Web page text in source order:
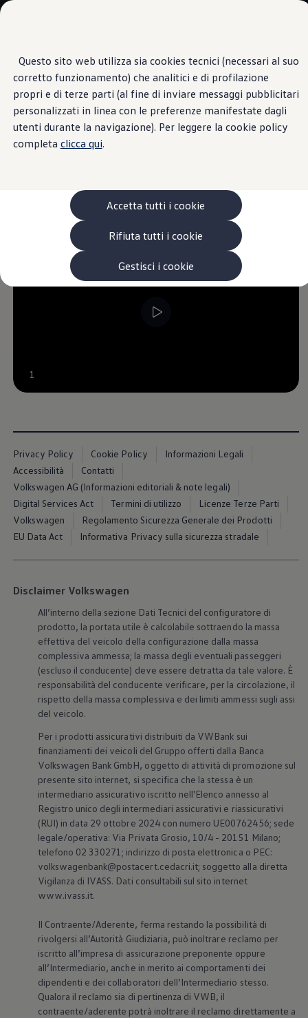
Questo sito web utilizza sia cookies tecnici (necessari al suo
corretto funzionamento) che analitici e di profilazione
propri e di terze parti (al fine di inviare messaggi pubblicitari
personalizzati in linea con le preferenze manifestate dagli
utenti durante la navigazione). Per leggere la cookie policy
completa clicca qui.
Accetta tutti i cookie
Rifiuta tutti i cookie
Gestisci i cookie
Passa ai
contenuti
principali
Passa
a
fondo
pagina
VanLife
Pick-up
Veicoli Commerciali Elettrici
Van
Modelli precedenti
Confronta i modelli
Configurazioni salvate
Volkswagen Auto
Acquista il tuo Veicolo Volkswagen
Ecoincentivi Volkswagen
5 Plus
Usato Certificato
Garanzia Usato
Assicurazioni
Clienti Business
Gamma, promozioni e servizi
Service Flotte
Polizza Protezione Credito
Safe inMotion e Capital Safe +
Allestimenti e personalizzazioni
Allestimenti chiavi in mano
Trasporto persone con disabilità
Listini e Dati tecnici
Veicoli in pronta consegna
Mobilità elettrica e Ibrida Plug-In
Guida sui veicoli elettrici e sulle batterie
Simulatore dell’autonomia
Ricarica domestica
Ricarica in movimento
Accessori per la ricarica
Calcolo percorso
Connettività e Sicurezza
VW Connect
VW Connect per ID. Buzz
VW Connect per Amarok
VW Connect per Transporter e Caravelle
Sistemi di assistenza alla guida
Aggiornamenti software per ID. Buzz
Car-Net e App-connect
California App
Promozioni
Manutenzione e Servizi
Piani di Manutenzione
Ricambi, Oli Motore e Fluidi
Ruote e Pneumatici
Servizio Officina Mobile
Finanziamento Save&Care
Accessori
Manuale uso e Manutenzione
Servizio Mobilità
Informazioni utili
Mondo Volkswagen
Il Bar del Lunedì
VanLife Stories
75 anni di Bulli
Guida autonoma
ID. Buzz al World Ducati Week 2026
Contatti
ID. Buzz
Come attivare VW
Buzz
Tempo rimanente,
1
Privacy Policy Cookie Policy
Informazioni Legali
Accessibilità
Contatti
Volkswagen AG (Informazioni editoriali & note legali)
Digital Services Act
Termini di utilizzo
Licenze Terze Parti
Volkswagen
Regolamento Sicurezza Generale dei Prodotti
EU Data Act
Informativa Privacy sulla sicurezza stradale
Disclaimer Volkswagen
All’interno della sezione Dati Tecnici del configuratore di
prodotto, la portata utile è calcolabile sottraendo la massa
effettiva del veicolo della configurazione dalla massa
complessiva ammessa; la massa degli eventuali passeggeri
(escluso il conducente) deve essere detratta da tale valore. È
responsabilità del conducente verificare, per la circolazione, il
rispetto della massa complessiva e dei limiti ammessi sugli assi
del veicolo.
Per i prodotti assicurativi distribuiti da VWBank sui
finanziamenti dei veicoli del Gruppo offerti dalla Banca
Volkswagen Bank GmbH, oggetto di attività di promozione sul
presente sito internet, si specifica che la stessa è un
intermediario assicurativo iscritto nell'Elenco annesso al
Registro unico degli intermediari assicurativi e riassicurativi
(RUI) in data 29 ottobre 2024 con numero UE00762456; sede
legale/operativa: Via Privata Grosio, 10/4 - 20151 Milano;
telefono 02 330271; indirizzo di posta elettronica o PEC:
volkswagenbank@postacert.cedacri.it; soggetto alla diretta
Vigilanza di IVASS. Dati consultabili sul sito internet
www.ivass.it.
Il Contraente/Aderente, ferma restando la possibilità di
rivolgersi all’Autorità Giudiziaria, può inoltrare reclamo per
iscritto all’impresa di assicurazione preponente oppure
all’Intermediario, anche in merito ai comportamenti dei
dipendenti e dei collaboratori dell’Intermediario stesso.
Qualora il reclamo sia di pertinenza di VWB, il
contraente/aderente potrà inoltrare il reclamo direttamente a